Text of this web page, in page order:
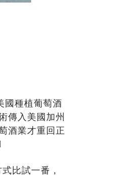
國種植葡萄酒
傳入美國加州
酒業才重回正
比試一番，